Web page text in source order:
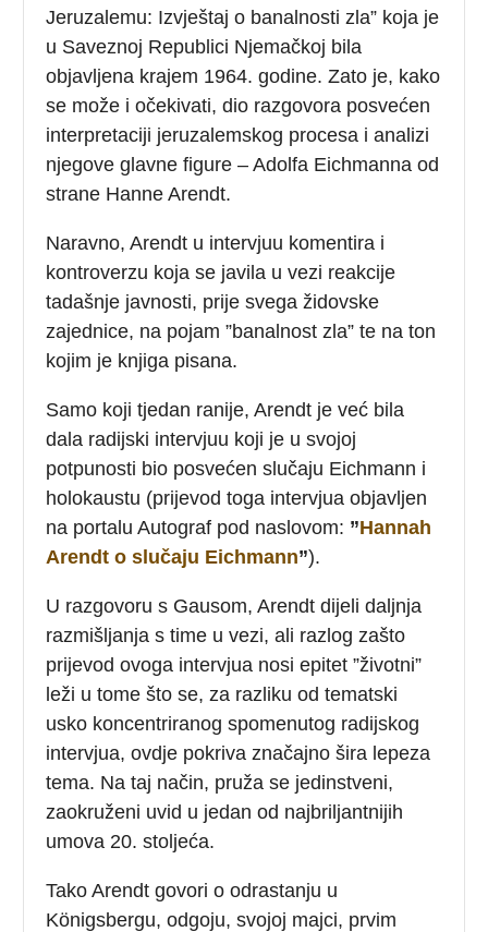
Jeruzalemu: Izvještaj o banalnosti zla” koja je
u Saveznoj Republici Njemačkoj bila
objavljena krajem 1964. godine. Zato je, kako
se može i očekivati, dio razgovora posvećen
interpretaciji jeruzalemskog procesa i analizi
njegove glavne figure – Adolfa Eichmanna od
strane Hanne Arendt.
Naravno, Arendt u intervjuu komentira i
kontroverzu koja se javila u vezi reakcije
tadašnje javnosti, prije svega židovske
zajednice, na pojam ”banalnost zla” te na ton
kojim je knjiga pisana.
Samo koji tjedan ranije, Arendt je već bila
dala radijski intervjuu koji je u svojoj
potpunosti bio posvećen slučaju Eichmann i
holokaustu (prijevod toga intervjua objavljen
na portalu Autograf pod naslovom: ”Hannah
Arendt o slučaju Eichmann”).
U razgovoru s Gausom, Arendt dijeli daljnja
razmišljanja s time u vezi, ali razlog zašto
prijevod ovoga intervjua nosi epitet ”životni”
leži u tome što se, za razliku od tematski
usko koncentriranog spomenutog radijskog
intervjua, ovdje pokriva značajno šira lepeza
tema. Na taj način, pruža se jedinstveni,
zaokruženi uvid u jedan od najbriljantnijih
umova 20. stoljeća.
Tako Arendt govori o odrastanju u
Königsbergu, odgoju, svojoj majci, prvim